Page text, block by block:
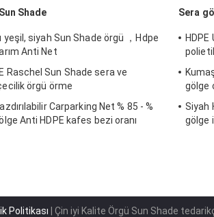
Shade
yeşil, siyah Sun Shade örgü ，Hdpe
Anti Net
Raschel Sun Shade sera ve
örgü örme
Carparking Net % 85 - %
Anti HDPE kafes bezi oranı
Sera
gölge
Siyah
gölge
Politikası | Çin iyi Kalite Örgü Sun Shade